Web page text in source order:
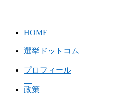
HOME
選挙ドットコム
プロフィール
政策